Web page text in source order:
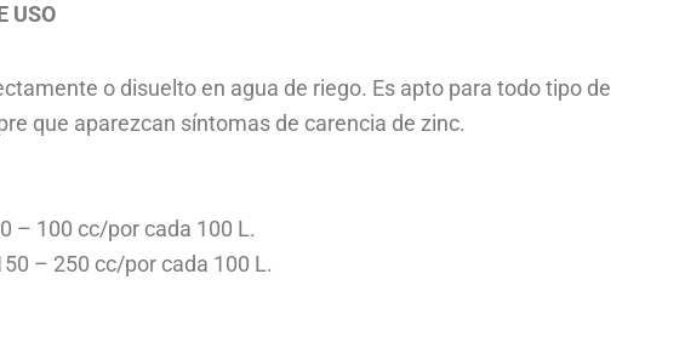
USO
o disuelto en agua de riego. Es apto para todo tipo de
que aparezcan síntomas de carencia de zinc.
– 100 cc/por cada 100 L.
– 250 cc/por cada 100 L.